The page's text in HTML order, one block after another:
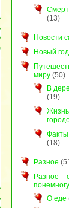
(13)
Новости
Новый год
миру(50)
В
(19)
городе
Факты
(18)
Разное
Разное –
понемногу
О еде